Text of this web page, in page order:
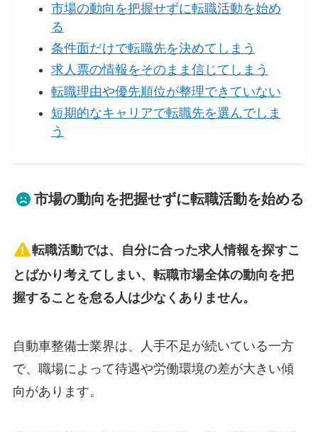
市場の動向を把握せずに転職活動を始め
る
条件面だけで転職先を決めてしまう
求人票の情報をそのまま信じてしまう
転職理由や優先順位が整理できていない
短期的なキャリアで転職先を選んでしま
う
市場の動向を把握せずに転職活動を始める
転職活動では、自分に合った求人情報を探すこ
とばかり考えてしまい、転職市場全体の動向を把
握することを怠る人は少なくありません。
自動車整備士業界は、人手不足が続いている一方
で、職場によって待遇や労働環境の差が大きい傾
向があります。